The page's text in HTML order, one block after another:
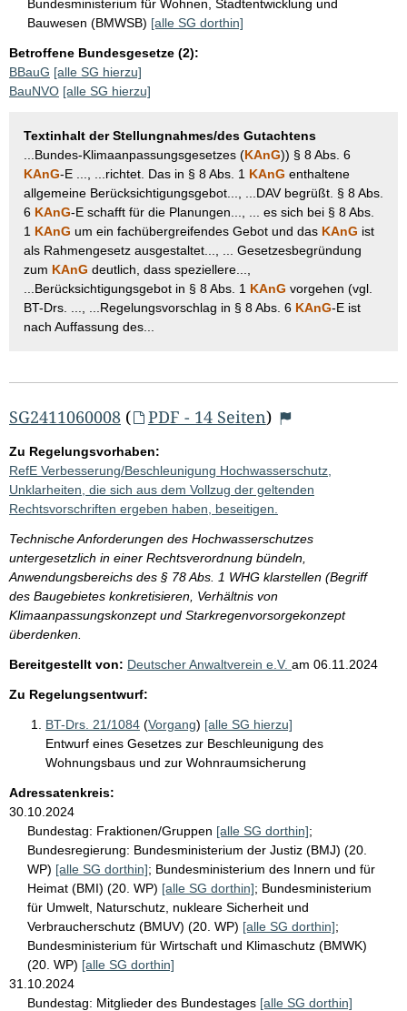
Bundesministerium für Wohnen, Stadtentwicklung und
Bauwesen (BMWSB) [alle SG dorthin]
Betroffene Bundesgesetze (2):
BBauG [alle SG hierzu]
BauNVO [alle SG hierzu]
Textinhalt der Stellungnahmes/des Gutachtens
...Bundes-Klimaanpassungsgesetzes (KAnG)) § 8 Abs. 6
KAnG-E ..., ...richtet. Das in § 8 Abs. 1 KAnG enthaltene
allgemeine Berücksichtigungsgebot..., ...DAV begrüßt. § 8 Abs.
6 KAnG-E schafft für die Planungen..., ... es sich bei § 8 Abs.
1 KAnG um ein fachübergreifendes Gebot und das KAnG ist
als Rahmengesetz ausgestaltet..., ... Gesetzesbegründung
zum KAnG deutlich, dass speziellere...,
...Berücksichtigungsgebot in § 8 Abs. 1 KAnG vorgehen (vgl.
BT-Drs. ..., ...Regelungsvorschlag in § 8 Abs. 6 KAnG-E ist
nach Auffassung des...
SG2411060008 ( PDF - 14 Seiten)
Zu Regelungsvorhaben:
RefE Verbesserung/Beschleunigung Hochwasserschutz,
Unklarheiten, die sich aus dem Vollzug der geltenden
Rechtsvorschriften ergeben haben, beseitigen.
Technische Anforderungen des Hochwasserschutzes
untergesetzlich in einer Rechtsverordnung bündeln,
Anwendungsbereichs des § 78 Abs. 1 WHG klarstellen (Begriff
des Baugebietes konkretisieren, Verhältnis von
Klimaanpassungskonzept und Starkregenvorsorgekonzept
überdenken.
Bereitgestellt von: Deutscher Anwaltverein e.V. am 06.11.2024
Zu Regelungsentwurf:
BT-Drs. 21/1084 (Vorgang) [alle SG hierzu]
Entwurf eines Gesetzes zur Beschleunigung des
Wohnungsbaus und zur Wohnraumsicherung
Adressatenkreis:
30.10.2024
Bundestag: Fraktionen/Gruppen [alle SG dorthin];
Bundesregierung: Bundesministerium der Justiz (BMJ) (20.
WP) [alle SG dorthin]; Bundesministerium des Innern und für
Heimat (BMI) (20. WP) [alle SG dorthin]; Bundesministerium
für Umwelt, Naturschutz, nukleare Sicherheit und
Verbraucherschutz (BMUV) (20. WP) [alle SG dorthin];
Bundesministerium für Wirtschaft und Klimaschutz (BMWK)
(20. WP) [alle SG dorthin]
31.10.2024
Bundestag: Mitglieder des Bundestages [alle SG dorthin]